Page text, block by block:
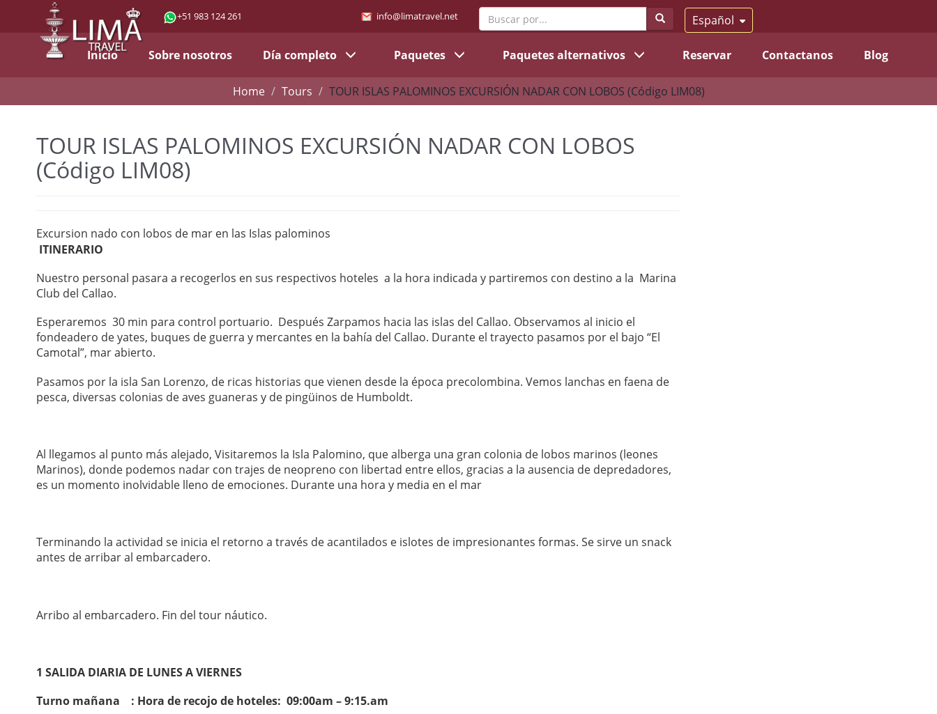
+51 983 124 261 info@limatravel.net Español
Inicio Sobre nosotros Día completo Paquetes Paquetes alternativos Reservar Contactanos Blog
Home Tours TOUR ISLAS PALOMINOS EXCURSIÓN NADAR CON LOBOS (Código LIM08)
TOUR ISLAS PALOMINOS EXCURSIÓN NADAR CON LOBOS
(Código LIM08)
Excursion nado con lobos de mar en las Islas palominos
ITINERARIO
Nuestro personal pasara a recogerlos en sus respectivos hoteles a la hora indicada y partiremos con destino a la Marina
Club del Callao.
Esperaremos 30 min para control portuario. Después Zarpamos hacia las islas del Callao. Observamos al inicio el
fondeadero de yates, buques de guerra y mercantes en la bahía del Callao. Durante el trayecto pasamos por el bajo “El
Camotal”, mar abierto.
Pasamos por la isla San Lorenzo, de ricas historias que vienen desde la época precolombina. Vemos lanchas en faena de
pesca, diversas colonias de aves guaneras y de pingüinos de Humboldt.
Al llegamos al punto más alejado, Visitaremos la Isla Palomino, que alberga una gran colonia de lobos marinos (leones
Marinos), donde podemos nadar con trajes de neopreno con libertad entre ellos, gracias a la ausencia de depredadores,
es un momento inolvidable lleno de emociones. Durante una hora y media en el mar
Terminando la actividad se inicia el retorno a través de acantilados e islotes de impresionantes formas. Se sirve un snack
antes de arribar al embarcadero.
Arribo al embarcadero. Fin del tour náutico.
1 SALIDA DIARIA DE LUNES A VIERNES
Turno mañana : Hora de recojo de hoteles: 09:00am – 9:15.am